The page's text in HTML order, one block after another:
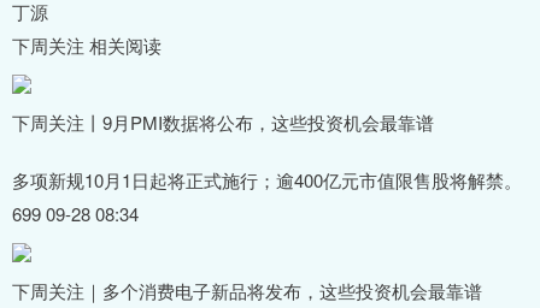
丁源
下周关注 相关阅读
下周关注丨9月PMI数据将公布，这些投资机会最靠谱
多项新规10月1日起将正式施行；逾400亿元市值限售股将解禁。
699 09-28 08:34
下周关注｜多个消费电子新品将发布，这些投资机会最靠谱